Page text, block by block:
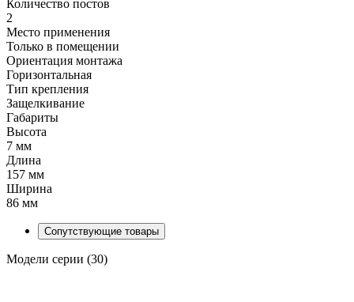
Количество постов
2
Место применения
Только в помещении
Ориентация монтажа
Горизонтальная
Тип крепления
Защелкивание
Габариты
Высота
7 мм
Длина
157 мм
Ширина
86 мм
Сопутствующие товары
Модели серии (30)